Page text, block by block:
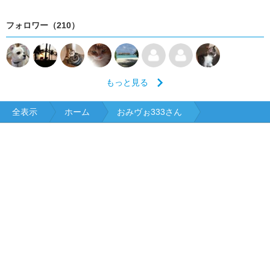
フォロワー（210）
もっと見る
全表示 ホーム おみヴぉ333さん